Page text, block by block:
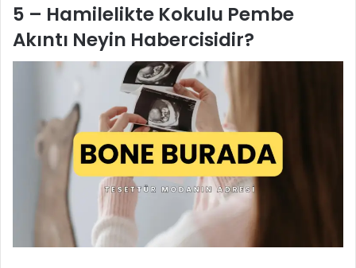
5 – Hamilelikte Kokulu Pembe
Akıntı Neyin Habercisidir?